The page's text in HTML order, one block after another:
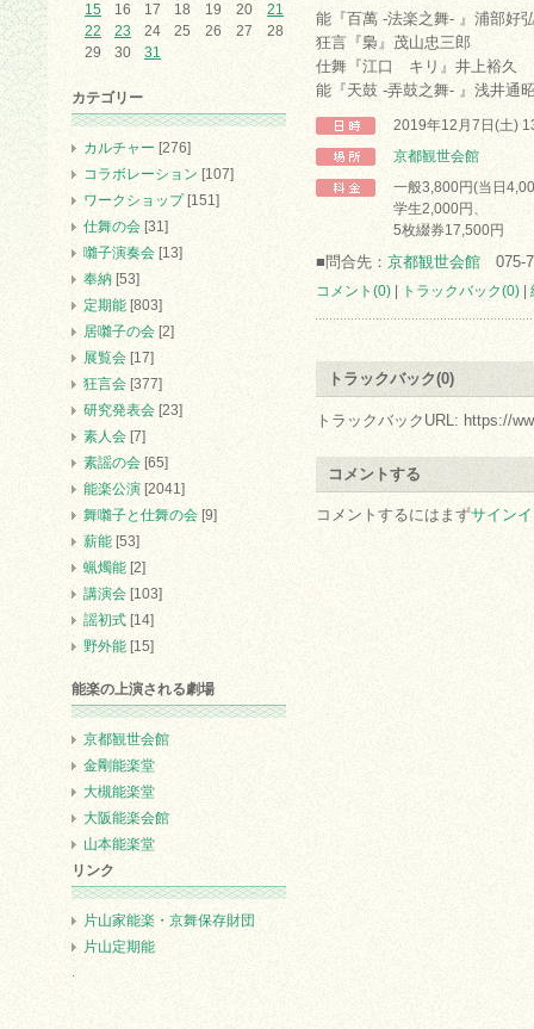
能『百萬 -法楽之舞- 』浦部好
狂言『梟』茂山忠三郎
仕舞『江口 キリ』井上裕久
能『天鼓 -弄鼓之舞- 』浅井通
2019年12月7日(土)
京都観世会館
一般3,800円(当日
学生2,000円、
5枚綴券17,500円
■問合先： 京都観世会館 075-
コメント(0) トラックバック(0)
トラックバック(0)
トラックバックURL: https://
コメントする
コメントするにはまずサイン
15
16 17 18 19 20
21
22
23 24 25 26 27
28
29
30 31
カテゴリー
カルチャー [276]
コラボレーション [107]
ワークショップ[151]
仕舞の会 [31]
囃子演奏会 [13]
奉納 [53]
定期能 [803]
居囃子の会 [2]
展覧会 [17]
狂言会 [377]
研究発表会 [23]
素人会 [7]
素謡の会 [65]
能楽公演 [2041]
舞囃子と仕舞の会 [9]
薪能 [53]
蝋燭能 [2]
講演会 [103]
謡初式 [14]
野外能 [15]
能楽の上演される劇場
京都観世会館
金剛能楽堂
大槻能楽堂
大阪能楽会館
山本能楽堂
リンク
片山家能楽・京舞保存財団
片山定期能
.